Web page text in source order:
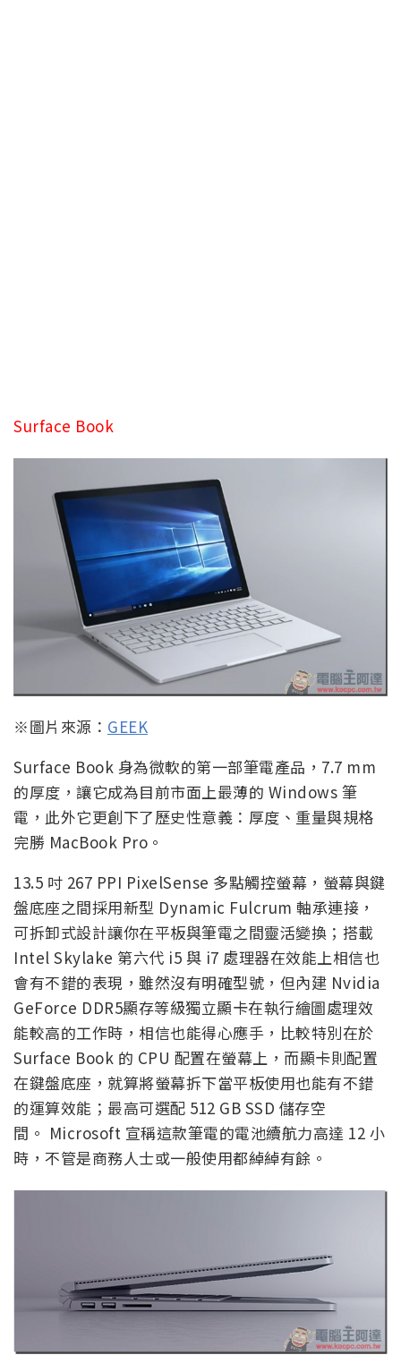
Surface Book
※圖片來源： GEEK
Surface Book 身為微軟的第一部筆電產品，7.7 mm
的厚度，讓它成為目前市面上最薄的 Windows 筆
電，此外它更創下了歷史性意義：厚度、重量與規格
完勝 MacBook Pro。
13.5 吋 267 PPI PixelSense 多點觸控螢幕，螢幕與鍵
盤底座之間採用新型 Dynamic Fulcrum 軸承連接，
可拆卸式設計讓你在平板與筆電之間靈活變換；搭載
Intel Skylake 第六代 i5 與 i7 處理器在效能上相信也
會有不錯的表現，雖然沒有明確型號，但內建 Nvidia
GeForce DDR5顯存等級獨立顯卡在執行繪圖處理效
能較高的工作時，相信也能得心應手，比較特別在於
Surface Book 的 CPU 配置在螢幕上，而顯卡則配置
在鍵盤底座，就算將螢幕拆下當平板使用也能有不錯
的運算效能；最高可選配 512 GB SSD 儲存空
間。 Microsoft 宣稱這款筆電的電池續航力高達 12 小
時，不管是商務人士或一般使用都綽綽有餘。